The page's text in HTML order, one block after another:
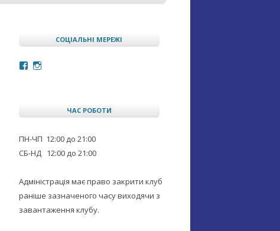
СОЦІАЛЬНІ МЕРЕЖІ
Facebook
Instagram
ЧАС РОБОТИ
ПН-ЧП 12:00 до 21:00
СБ-НД 12:00 до 21:00
Адміністрація має право закрити клуб
раніше зазначеного часу виходячи з
завантаження клубу.